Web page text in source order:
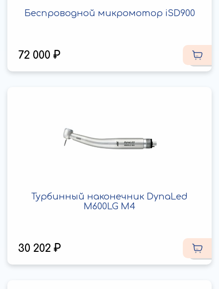
Беспроводной микромотор iSD900
72 000
Турбинный наконечник DynaLed
M600LG M4
30 202